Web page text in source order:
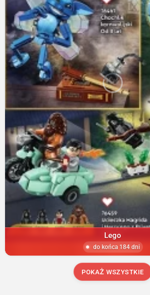
Lego
do końca 184 dni
POKAŻ WSZYSTKIE